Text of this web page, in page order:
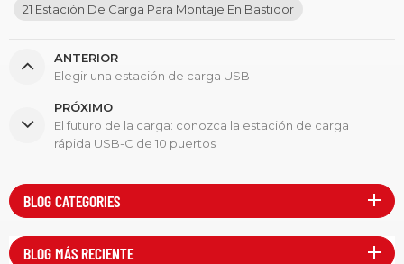
21 Estación De Carga Para Montaje En Bastidor
ANTERIOR
Elegir una estación de carga USB
PRÓXIMO
El futuro de la carga: conozca la estación de carga
rápida USB-C de 10 puertos
BLOG CATEGORIES
BLOG MÁS RECIENTE